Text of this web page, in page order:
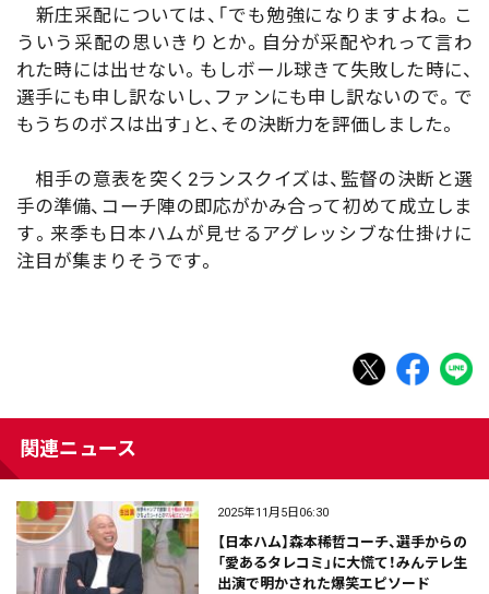
新庄采配については、「でも勉強になりますよね。こ
ういう采配の思いきりとか。自分が采配やれって言わ
れた時には出せない。もしボール球きて失敗した時に、
選手にも申し訳ないし、ファンにも申し訳ないので。で
もうちのボスは出す」と、その決断力を評価しました。
相手の意表を突く2ランスクイズは、監督の決断と選
手の準備、コーチ陣の即応がかみ合って初めて成立しま
す。来季も日本ハムが見せるアグレッシブな仕掛けに
注目が集まりそうです。
関連ニュース
2025年11月5日06:30
【日本ハム】森本稀哲コーチ、選手からの
「愛あるタレコミ」に大慌て！みんテレ生
出演で明かされた爆笑エピソード